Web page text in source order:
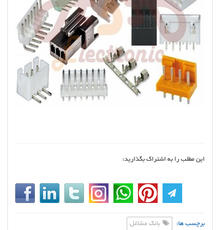
این مطلب را به اشتراک بگذارید:
برچسب ها: بانک مشاغل